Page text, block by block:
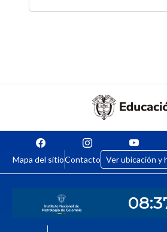
Mapa del sitioContacto Ver ubicación y